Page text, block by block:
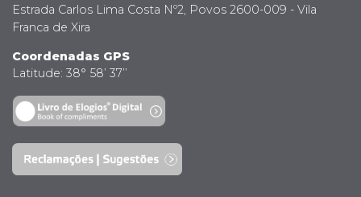
Estrada Carlos Lima Costa Nº2, Povos 2600-009 - Vila
Franca de Xira
Coordenadas GPS
Latitude: 38° 58’ 37’’